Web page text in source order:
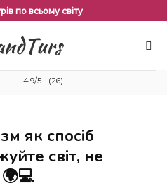
по всьому світу
4.9/5 - (26)
світ, не